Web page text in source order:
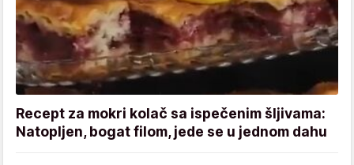
Recept za mokri kolač sa ispečenim šljivama:
Natopljen, bogat filom, jede se u jednom dahu